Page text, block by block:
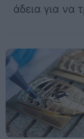
άδεια για να